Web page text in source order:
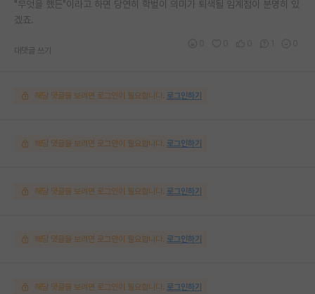
"무엇을 했든"이라고 하면 당연히 학벌이 의미가 퇴색될 임계점이 분명히 있
겠죠.
대댓글 쓰기
해당 댓글을 보려면 로그인이 필요합니다. 로그인하기
해당 댓글을 보려면 로그인이 필요합니다. 로그인하기
해당 댓글을 보려면 로그인이 필요합니다. 로그인하기
해당 댓글을 보려면 로그인이 필요합니다. 로그인하기
해당 댓글을 보려면 로그인이 필요합니다. 로그인하기